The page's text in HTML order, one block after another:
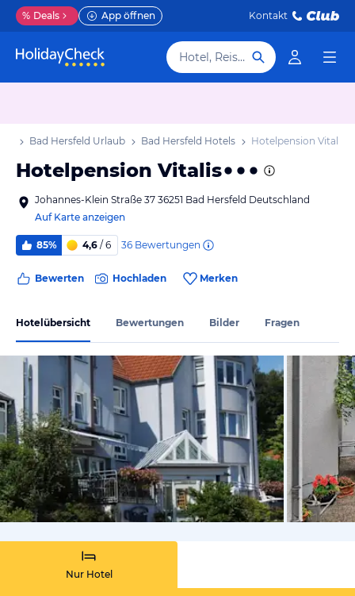
% Deals App öffnen Kontakt
Hotel, Reiseziel
Bad Hersfeld Urlaub Bad Hersfeld Hotels Hotelpension Vitalis
Hotelpension Vitalis
Johannes-Klein Straße 37 36251 Bad Hersfeld Deutschland
Auf Karte anzeigen
85% 4,6 / 6 36 Bewertungen
Bewerten Hochladen Merken
Hotelübersicht Bewertungen Bilder Fragen
von
Nur Hotel